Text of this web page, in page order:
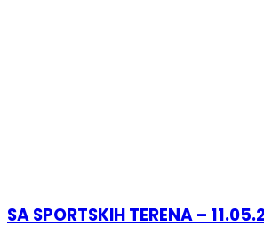
SA SPORTSKIH TERENA –